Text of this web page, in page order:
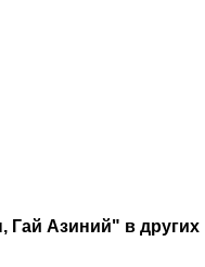
Гай Азиний" в других